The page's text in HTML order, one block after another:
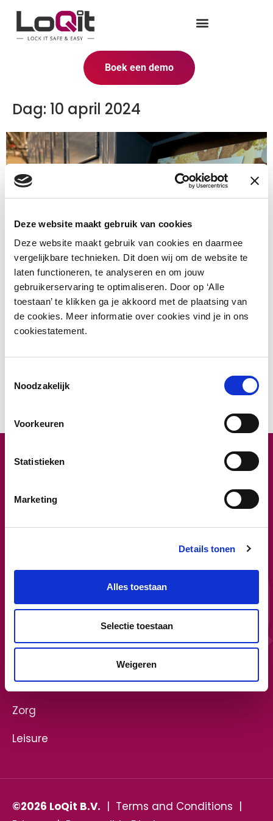
Deze website maakt gebruik van cookies
Deze website maakt gebruik van cookies en daarmee
vergelijkbare technieken. Dit doen wij om de website te
laten functioneren, te analyseren en om jouw
gebruikerservaring te optimaliseren. Door op ‘Alle
toestaan’ te klikken ga je akkoord met de plaatsing van
de cookies. Meer informatie over cookies vind je in ons
cookiestatement.
Noodzakelijk
Voorkeuren
Statistieken
Marketing
Details tonen
Alles toestaan
Selectie toestaan
Weigeren
Boek een demo
Dag: 10 april 2024
Stel je voor: met één simpele druk op de knop
beheren en uitgeven. Dit is allemaal mogelijk
Volg LoQit op
Smart Workplaces
Zorg
Leisure
Partner login
Vacatures
Contact
8448 GV Heerenveen
©2026 LoQit B.V. | Terms and Conditions |